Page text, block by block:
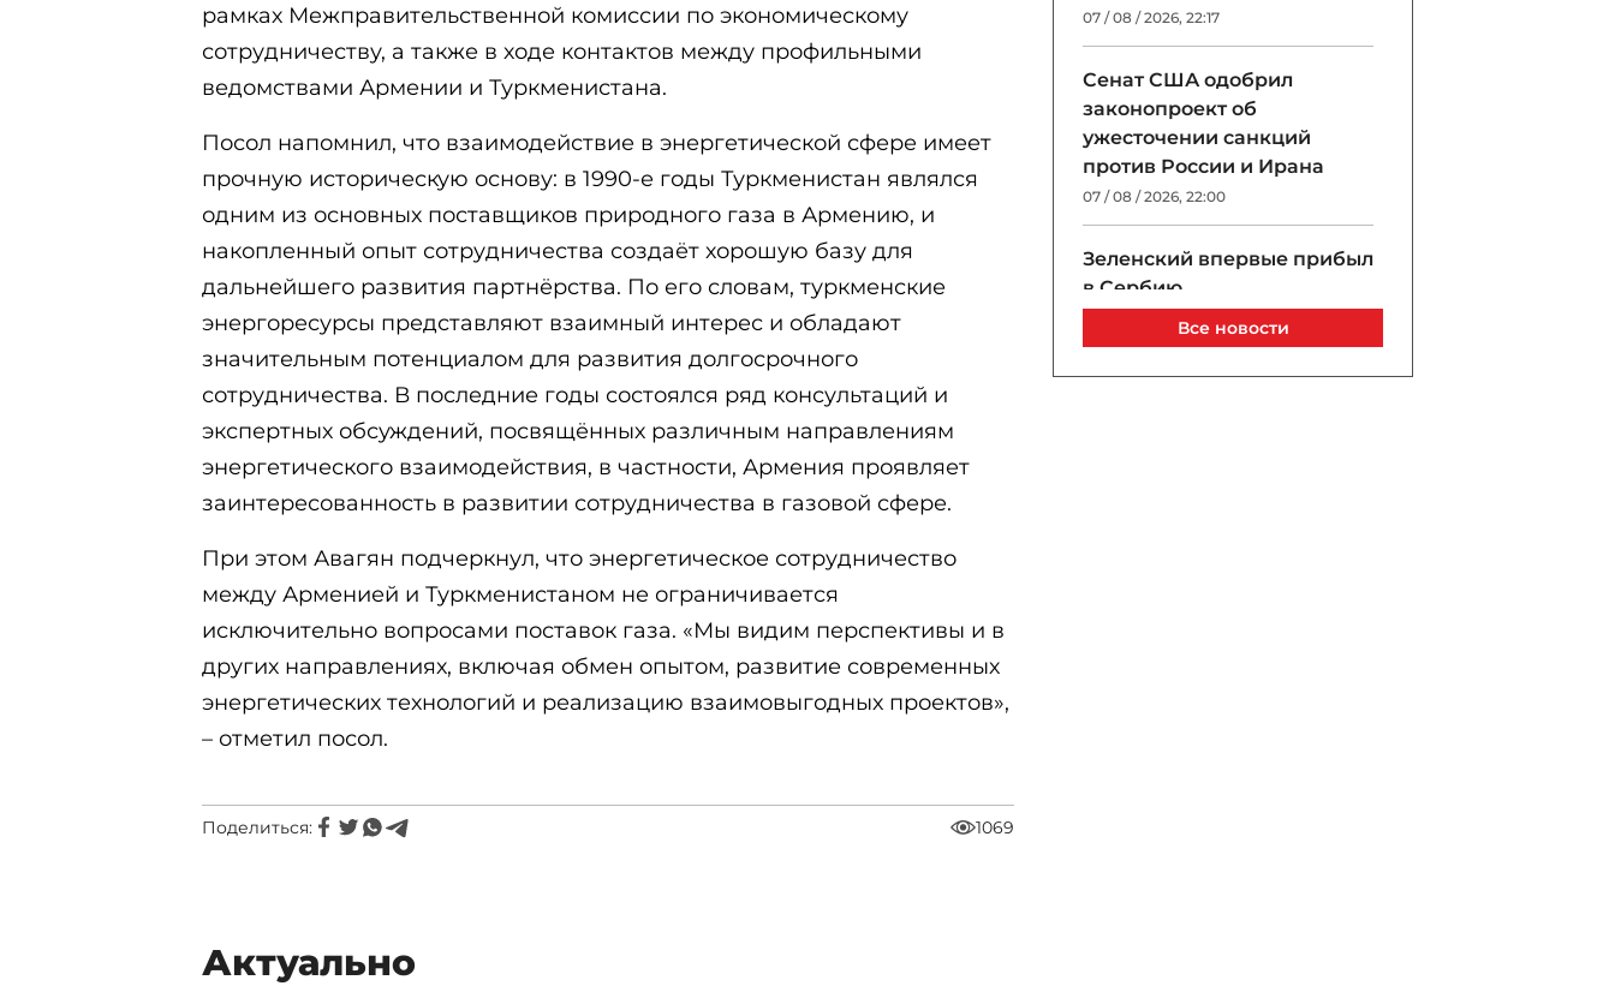
рамках Межправительственной комиссии по экономическому
сотрудничеству, а также в ходе контактов между профильными
ведомствами Армении и Туркменистана.
Посол напомнил, что взаимодействие в энергетической сфере имеет
прочную историческую основу: в 1990-е годы Туркменистан являлся
одним из основных поставщиков природного газа в Армению, и
накопленный опыт сотрудничества создаёт хорошую базу для
дальнейшего развития партнёрства. По его словам, туркменские
энергоресурсы представляют взаимный интерес и обладают
значительным потенциалом для развития долгосрочного
сотрудничества. В последние годы состоялся ряд консультаций и
экспертных обсуждений, посвящённых различным направлениям
энергетического взаимодействия, в частности, Армения проявляет
заинтересованность в развитии сотрудничества в газовой сфере.
При этом Авагян подчеркнул, что энергетическое сотрудничество
между Арменией и Туркменистаном не ограничивается
исключительно вопросами поставок газа. «Мы видим перспективы и в
других направлениях, включая обмен опытом, развитие современных
энергетических технологий и реализацию взаимовыгодных проектов»,
– отметил посол.
Поделиться: 1069
Актуально
07 / 08 / 2026, 22:17
Сенат США одобрил
законопроект об
ужесточении санкций
против России и Ирана
07 / 08 / 2026, 22:00
Зеленский впервые прибыл
в Сербию
07 / 08 / 2026, 21:40
Анар Байрамов уволил
Все новости